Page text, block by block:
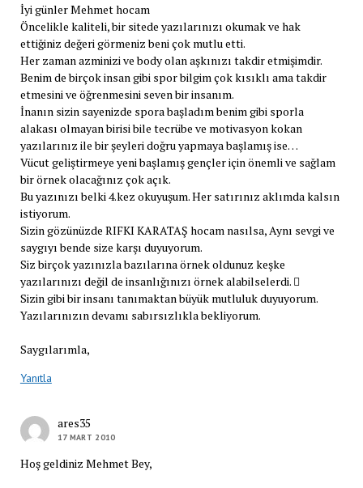
İyi günler Mehmet hocam
Öncelikle kaliteli, bir sitede yazılarınızı okumak ve hak
ettiğiniz değeri görmeniz beni çok mutlu etti.
Her zaman azminizi ve body olan aşkınızı takdir etmişimdir.
Benim de birçok insan gibi spor bilgim çok kısıklı ama takdir
etmesini ve öğrenmesini seven bir insanım.
İnanın sizin sayenizde spora başladım benim gibi sporla
alakası olmayan birisi bile tecrübe ve motivasyon kokan
yazılarınız ile bir şeyleri doğru yapmaya başlamış ise…
Vücut geliştirmeye yeni başlamış gençler için önemli ve sağlam
bir örnek olacağınız çok açık.
Bu yazınızı belki 4.kez okuyuşum. Her satırınız aklımda kalsın
istiyorum.
Sizin gözünüzde RIFKI KARATAŞ hocam nasılsa, Aynı sevgi ve
saygıyı bende size karşı duyuyorum.
Siz birçok yazınızla bazılarına örnek oldunuz keşke
yazılarınızı değil de insanlığınızı örnek alabilselerdi. 
Sizin gibi bir insanı tanımaktan büyük mutluluk duyuyorum.
Yazılarınızın devamı sabırsızlıkla bekliyorum.
Saygılarımla,
Yanıtla
ares35
17 MART 2010
Hoş geldiniz Mehmet Bey,